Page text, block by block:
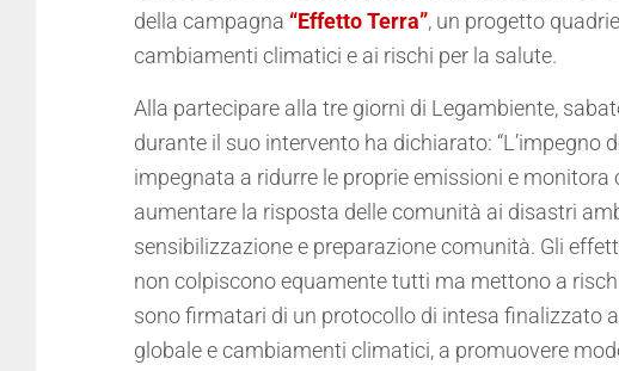
della campagna “Effetto Terra”, un progetto
cambiamenti climatici e ai rischi per la salute.
Alla partecipare alla tre giorni di Legambiente,
durante il suo intervento ha dichiarato: “L’impegno
impegnata a ridurre le proprie emissioni e
aumentare la risposta delle comunità ai disastri
sensibilizzazione e preparazione comunità. Gli
non colpiscono equamente tutti ma mettono a
sono firmatari di un protocollo di intesa finalizzato
globale e cambiamenti climatici, a promuovere